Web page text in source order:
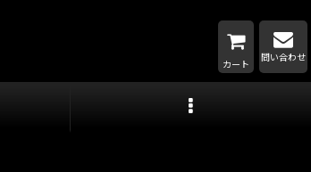
カート
問い合わせ